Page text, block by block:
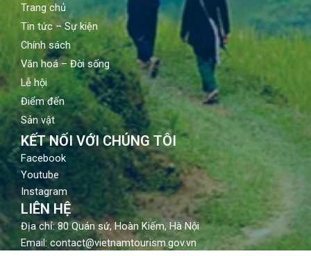
Trang chủ
Tin tức – Sự kiện
Chính sách
Văn hoá – Đời sống
Lễ hội
Điểm đến
Sản vật
KẾT NỐI VỚI CHÚNG TÔI
Facebook
Youtube
Instagram
LIÊN HỆ
Địa chỉ: 80 Quán sứ, Hoàn Kiếm, Hà Nội
Email: contact@vietnamtourism.gov.vn